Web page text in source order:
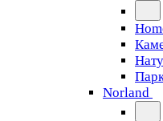
Norland